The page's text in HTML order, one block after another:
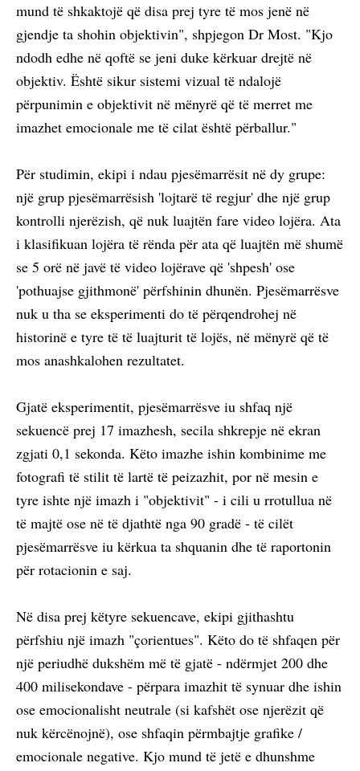
mund të shkaktojë që disa prej tyre të mos jenë në
gjendje ta shohin objektivin", shpjegon Dr Most. "Kjo
ndodh edhe në qoftë se jeni duke kërkuar drejtë në
objektiv. Është sikur sistemi vizual të ndalojë
përpunimin e objektivit në mënyrë që të merret me
imazhet emocionale me të cilat është përballur."
Për studimin, ekipi i ndau pjesëmarrësit në dy grupe:
një grup pjesëmarrësish 'lojtarë të regjur' dhe një grup
kontrolli njerëzish, që nuk luajtën fare video lojëra. Ata
i klasifikuan lojëra të rënda për ata që luajtën më shumë
se 5 orë në javë të video lojërave që 'shpesh' ose
'pothuajse gjithmonë' përfshinin dhunën. Pjesëmarrësve
nuk u tha se eksperimenti do të përqendrohej në
historinë e tyre të të luajturit të lojës, në mënyrë që të
mos anashkalohen rezultatet.
Gjatë eksperimentit, pjesëmarrësve iu shfaq një
sekuencë prej 17 imazhesh, secila shkrepje në ekran
zgjati 0,1 sekonda. Këto imazhe ishin kombinime me
fotografi të stilit të lartë të peizazhit, por në mesin e
tyre ishte një imazh i "objektivit" - i cili u rrotullua në
të majtë ose në të djathtë nga 90 gradë - të cilët
pjesëmarrësve iu kërkua ta shquanin dhe të raportonin
për rotacionin e saj.
Në disa prej këtyre sekuencave, ekipi gjithashtu
përfshiu një imazh "çorientues". Këto do të shfaqen për
një periudhë dukshëm më të gjatë - ndërmjet 200 dhe
400 milisekondave - përpara imazhit të synuar dhe ishin
ose emocionalisht neutrale (si kafshët ose njerëzit që
nuk kërcënojnë), ose shfaqin përmbajtje grafike /
emocionale negative. Kjo mund të jetë e dhunshme